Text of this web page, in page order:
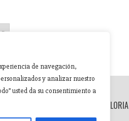
de navegación,
y analizar nuestro
usted da su consentimiento a
»
NOTICIAS DE GLORIA